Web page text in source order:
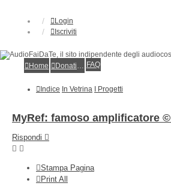
Login
Iscriviti
Home
Donations FAQ
Indice In Vetrina I Progetti
MyRef: famoso amplificatore
Rispondi
Stampa Pagina
Print All